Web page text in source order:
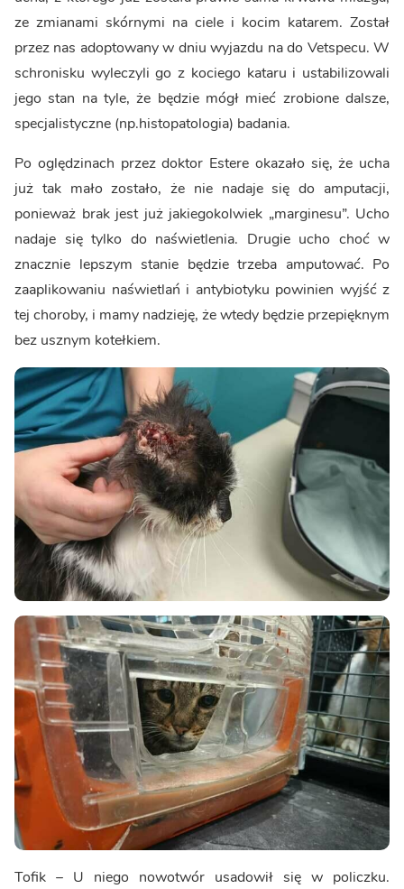
ze zmianami skórnymi na ciele i kocim katarem. Został
przez nas adoptowany w dniu wyjazdu na do Vetspecu. W
schronisku wyleczyli go z kociego kataru i ustabilizowali
jego stan na tyle, że będzie mógł mieć zrobione dalsze,
specjalistyczne (np.histopatologia) badania.
Po oględzinach przez doktor Estere okazało się, że ucha
już tak mało zostało, że nie nadaje się do amputacji,
ponieważ brak jest już jakiegokolwiek „marginesu”. Ucho
nadaje się tylko do naświetlenia. Drugie ucho choć w
znacznie lepszym stanie będzie trzeba amputować. Po
zaaplikowaniu naświetlań i antybiotyku powinien wyjść z
tej choroby, i mamy nadzieję, że wtedy będzie przepięknym
bez usznym kotełkiem.
Tofik – U niego nowotwór usadowił się w policzku.